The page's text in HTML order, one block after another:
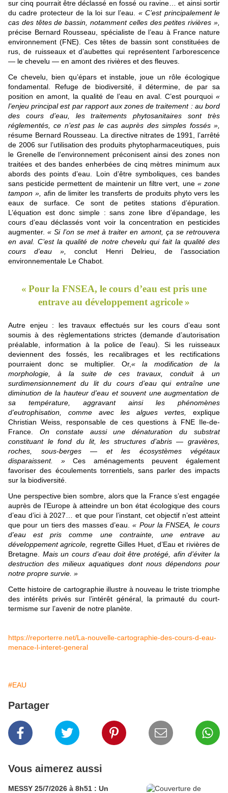
sur cinq pourrait être déclassé en fossé ou ravine… et ainsi sortir
du cadre protecteur de la loi sur l’eau. « C’est principalement le
cas des têtes de bassin, notamment celles des petites rivières »,
précise Bernard Rousseau, spécialiste de l’eau à France nature
environnement (FNE). Ces têtes de bassin sont constituées de
rus, de ruisseaux et d’aubettes qui représentent l’arborescence
— le chevelu — en amont des rivières et des fleuves.
Ce chevelu, bien qu’épars et instable, joue un rôle écologique
fondamental. Refuge de biodiversité, il détermine , de par sa
position en amont, la qualité de l’eau en aval. C’est pourquoi «
l’enjeu principal est par rapport aux zones de traitement : au bord
des cours d’eau, les traitements phytosanitaires sont très
réglementés, ce n’est pas le cas auprès des simples fossés »,
résume Bernard Rousseau. La directive nitrates de 1991, l’arrêté
de 2006 sur l’utilisation des produits phytopharmaceutiques, puis
le Grenelle de l’environnement préconisent ainsi des zones non
traitées et des bandes enherbées de cinq mètres minimum aux
abords des points d’eau. Loin d’être symboliques, ces bandes
sans pesticide permettent de maintenir un filtre vert, une « zone
tampon », afin de limiter les transferts de produits phyto vers les
eaux de surface. Ce sont de petites stations d’épuration.
L’équation est donc simple : sans zone libre d’épandage, les
cours d’eau déclassés vont voir la concentration en pesticides
augmenter.« Si l’on se met à traiter en amont, ça se retrouvera
en aval. C’est la qualité de notre chevelu qui fait la qualité des
cours d’eau
»,
conclut Henri Delrieu, de l’association
environnementale Le Chabot.
« Pour la FNSEA, le cours d’eau est pris une
entrave au développement agricole »
Autre enjeu : les travaux effectués sur les cours d’eau sont
soumis à des règlementations strictes (demande d’autorisation
préalable, information à la police de l’eau). Si les ruisseaux
deviennent des fossés, les recalibrages et les rectifications
pourraient donc se multiplier. Or,«
la modification de la
morphologie, à la suite de ces travaux, conduit à un
surdimensionnement du lit du cours d’eau qui entraîneune
diminution de la hauteur d’eau et souvent uneaugmentation de
sa température, aggravant ainsi les phénomènes
d’eutrophisation, comme avec les algues vertes,
explique
Christian Weiss, responsable de ces questions à FNE Ile-de-
France. On constate aussi une dénaturation du substrat
constituant le fond du lit, les structures d’abris — gravières,
roches, sous-berges — et les écosystèmes végétaux
disparaissent.
»
Ces aménagements peuvent également
favoriser des écoulements torrentiels, sans parler des impacts
sur la biodiversité.
Une perspective bien sombre, alors que la France s’est engagée
auprès de l’Europe à atteindre un bon état écologique des cours
d’eau d’ici à 2027… et que pour l’instant, cet objectif n’est atteint
que pour un tiers des masses d’eau.« Pour laFNSEA , le cours
d’eau est pris comme unecontrainte, uneentrave au
développement agricole,
regrette Gilles Huet, d’Eau et rivières de
Bretagne
Mais un cours d’eau doit être protégé, afin d’éviter la
destruction des milieux aquatiques dont nous dépendons pour
notre propre survie. »
Cette histoire de cartographie illustre à nouveau le triste triomphe
des intérêts privés sur l’intérêt général, la primauté du court-
termisme sur l’avenir de notre planète.
https://reporterre.net/La-nouvelle-cartographie-des-cours-d-eau-
menace-l-interet-general
#EAU
Partager
Vous aimerez aussi
MESSY 25/7/2026 à 8h51 : Un